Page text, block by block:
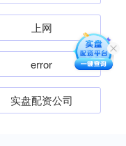
上网
error
实盘配资公司